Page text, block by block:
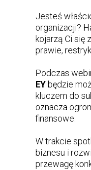
Jesteś
organizacji?
kojarzą Ci się
prawie,
Podczas
EY będzie
kluczem do
oznacza
finansowe.
W trakcie
biznesu i
przewagę